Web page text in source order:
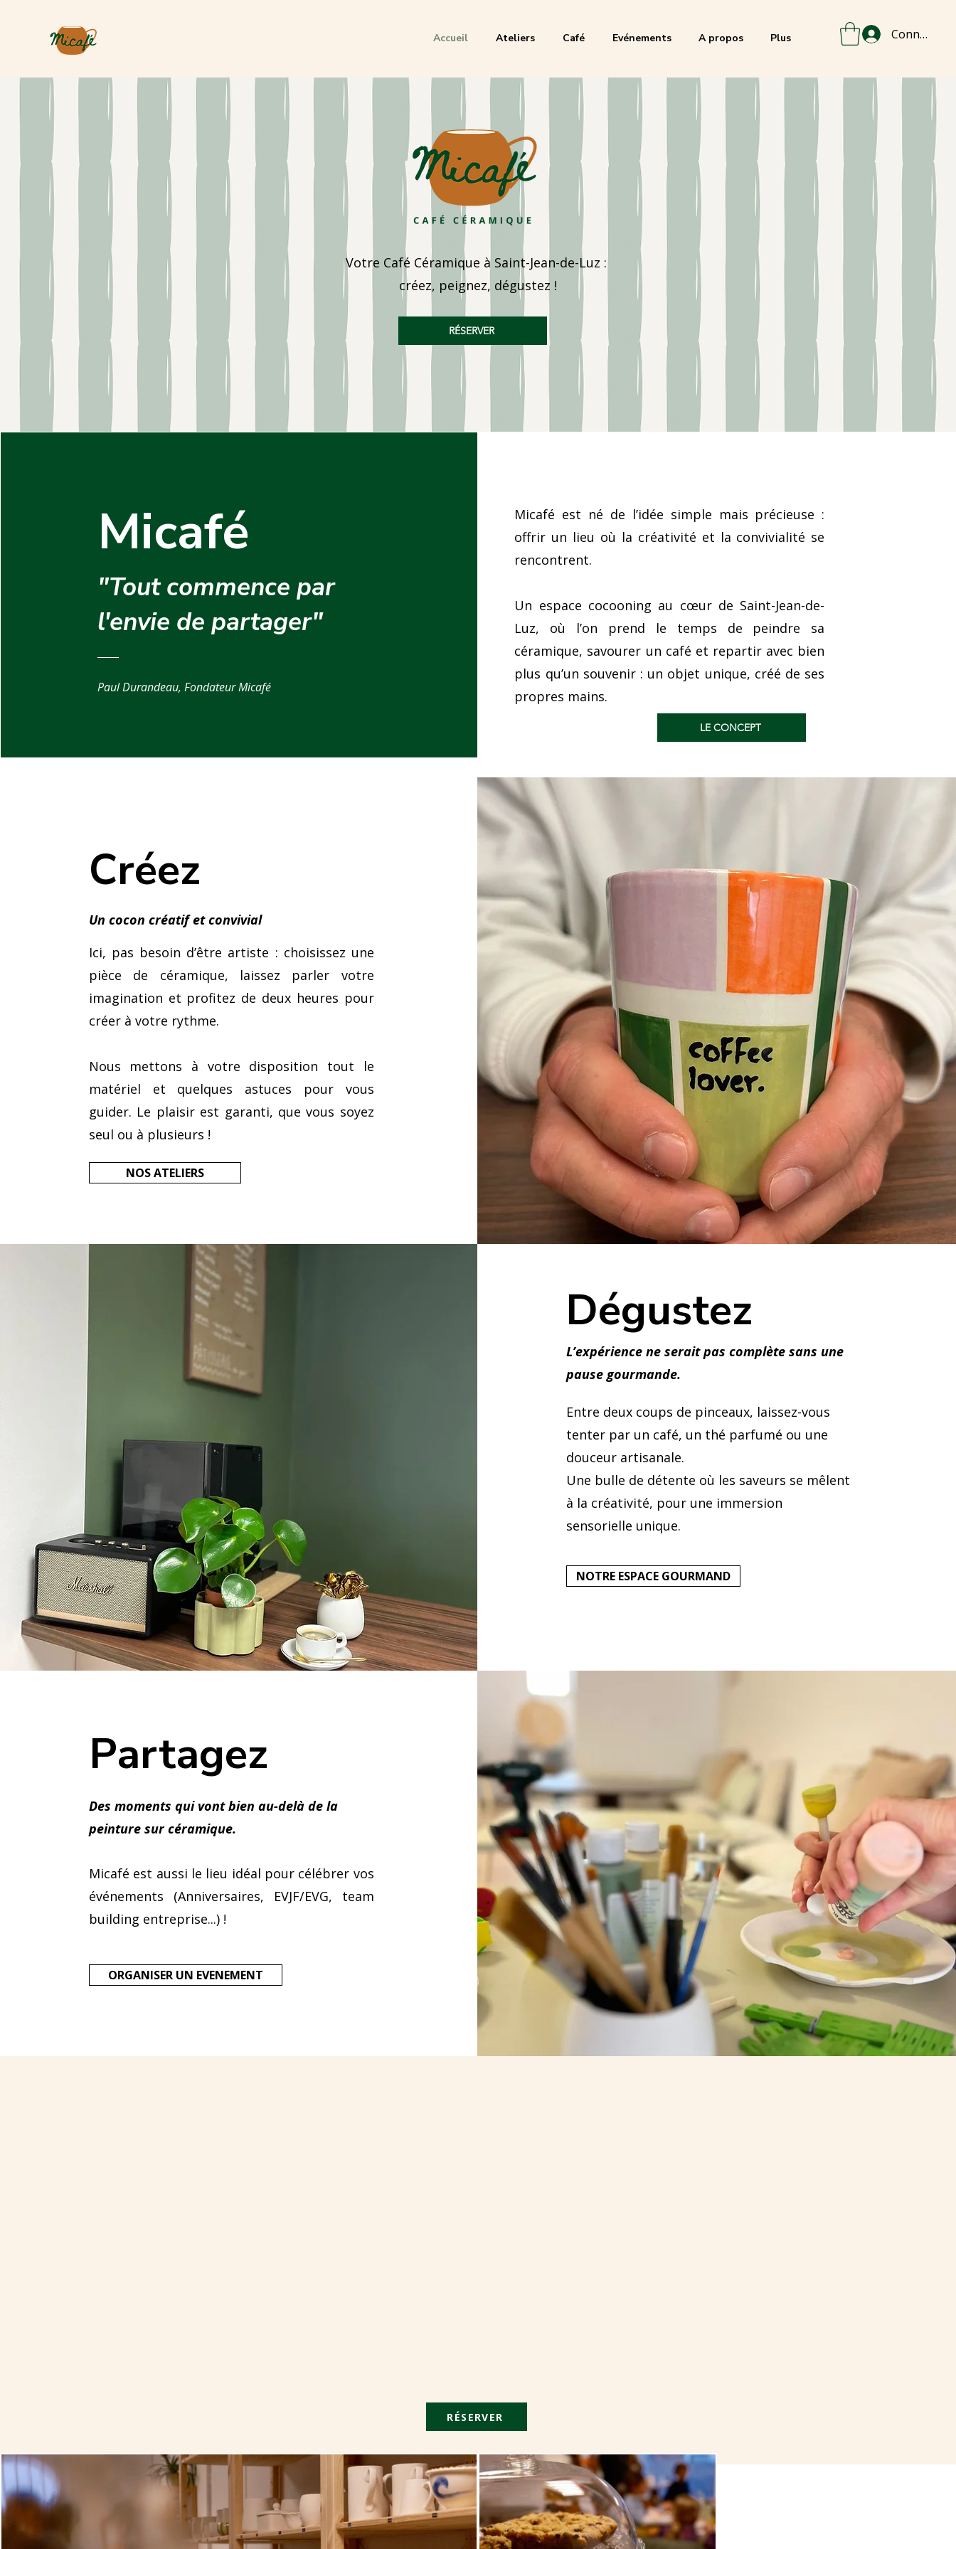
Accueil Ateliers Café Evénements A propos Plus Connexion
Votre Café Céramique à Saint-Jean-de-Luz :
créez, peignez, dégustez !
RÉSERVER
Micafé
"Tout commence par
l'envie de partager"
Paul Durandeau, Fondateur Micafé
Micafé est né de l’idée simple mais précieuse :
offrir un lieu où la créativité et la convivialité se
rencontrent.
Un espace cocooning au cœur de Saint-Jean-de-
Luz, où l’on prend le temps de peindre sa
céramique, savourer un café et repartir avec bien
plus qu’un souvenir : un objet unique, créé de ses
propres mains.
LE CONCEPT
Créez
Un cocon créatif et convivial
Ici, pas besoin d’être artiste : choisissez une
pièce de céramique, laissez parler votre
imagination et profitez de deux heures pour
créer à votre rythme.
Nous mettons à votre disposition tout le
matériel et quelques astuces pour vous
guider. Le plaisir est garanti, que vous soyez
seul ou à plusieurs !
NOS ATELIERS
Dégustez
L’expérience ne serait pas complète sans une
pause gourmande.
Entre deux coups de pinceaux, laissez-vous
tenter par un café, un thé parfumé ou une
douceur artisanale.
Une bulle de détente où les saveurs se mêlent
à la créativité, pour une immersion
sensorielle unique.
NOTRE ESPACE GOURMAND
Partagez
Des moments qui vont bien au-delà de la
peinture sur céramique.
Micafé est aussi le lieu idéal pour célébrer vos
événements (Anniversaires, EVJF/EVG, team
building entreprise...) !
ORGANISER UN EVENEMENT
RÉSERVER